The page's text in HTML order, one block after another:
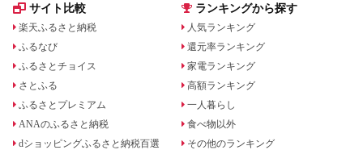
サイト比較
楽天ふるさと納税
ふるなび
ふるさとチョイス
さとふる
ふるさとプレミアム
ANAのふるさと納税
dショッピングふるさと納税百選
ランキングから探す
人気ランキング
還元率ランキング
家電ランキング
高額ランキング
一人暮らし
食べ物以外
その他のランキング